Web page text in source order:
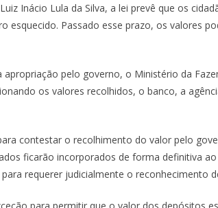
Inácio Lula da Silva, a lei prevê que os
esquecido. Passado esse prazo, os valores
pelo governo, o Ministério da
os valores recolhidos, o banco, a
contestar o recolhimento do valor pelo
ficarão incorporados de forma definitiva
requerer judicialmente o reconhecimento